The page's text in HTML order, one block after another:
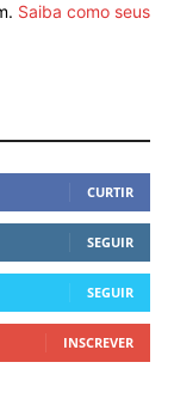
Saiba como seus
CURTIR
SEGUIR
SEGUIR
INSCREVER